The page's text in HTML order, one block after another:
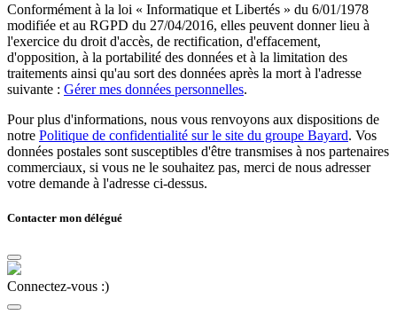
Conformément à la loi « Informatique et Libertés » du 6/01/1978
modifiée et au RGPD du 27/04/2016, elles peuvent donner lieu à
l'exercice du droit d'accès, de rectification, d'effacement,
d'opposition, à la portabilité des données et à la limitation des
traitements ainsi qu'au sort des données après la mort à l'adresse
suivante : Gérer mes données personnelles.
Pour plus d'informations, nous vous renvoyons aux dispositions de
notre Politique de confidentialité sur le site du groupe Bayard. Vos
données postales sont susceptibles d'être transmises à nos partenaires
commerciaux, si vous ne le souhaitez pas, merci de nous adresser
votre demande à l'adresse ci-dessus.
Contacter mon délégué
Connectez-vous :)